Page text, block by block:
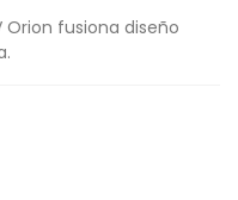
Orion fusiona diseño